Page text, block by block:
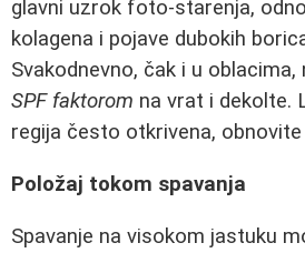
glavni uzrok foto-starenja,
kolagena i pojave dubokih
Svakodnevno, čak i u oblacima,
SPF faktorom na vrat i dekolte.
regija često otkrivena,
Položaj tokom spavanja
Spavanje na visokom jastuku